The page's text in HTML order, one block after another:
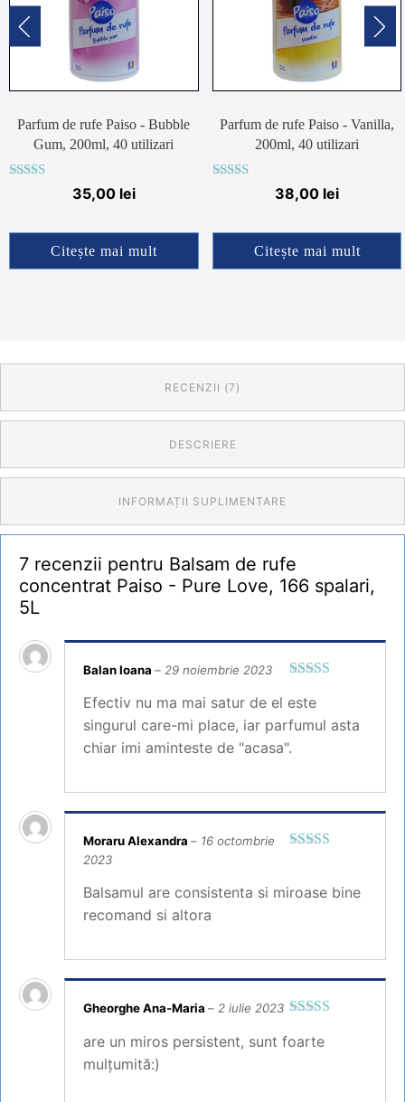
Parfum de rufe Paiso - Bubble
Gum, 200ml, 40 utilizari
35,00 lei
Citește mai mult
Parfum de rufe Paiso - Vanilla,
200ml, 40 utilizari
Evaluat la38,00 lei
Citește mai mult
RECENZII (7)
DESCRIERE
INFORMAȚII SUPLIMENTARE
7 recenzii pentru Balsam de rufe
concentrat Paiso - Pure Love, 166 spalari,
5L
din 5
Balan Ioana – 29 noiembrie 2023
Efectiv nu ma mai satur de el este
singurul care-mi place, iar parfumul asta
chiar imi aminteste de "acasa".
Moraru Alexandra – 16 octombrie
2023
Balsamul are consistenta si miroase bine
recomand si altora
din 5
Gheorghe Ana-Maria – 2 iulie 2023
are un miros persistent, sunt foarte
mulțumită:)